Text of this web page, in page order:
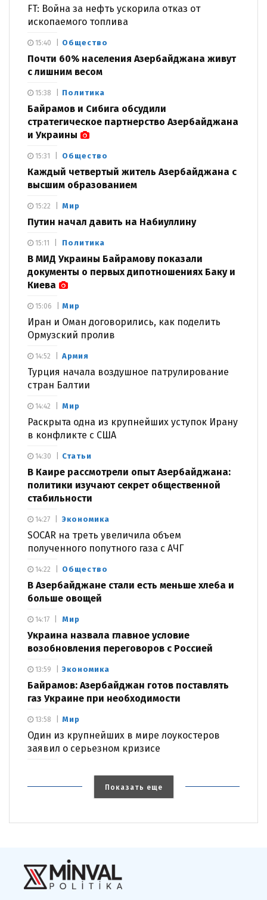
FT: Война за нефть ускорила отказ от
ископаемого топлива
Общество
Почти 60% населения Азербайджана живут
с лишним весом
15:40
Политика
Байрамов и Сибига обсудили
стратегическое партнерство Азербайджана
и Украины
15:38
Общество
Каждый четвертый житель Азербайджана с
высшим образованием
15:31
Мир
Путин начал давить на Набиуллину
15:22
Политика
В МИД Украины Байрамову показали
документы о первых дипотношениях Баку и
Киева
15:11
Мир
Иран и Оман договорились, как поделить
Ормузский пролив
15:06
Армия
Турция начала воздушное патрулирование
стран Балтии
14:52
Мир
Раскрыта одна из крупнейших уступок Ирану
в конфликте с США
14:42
Статьи
В Каире рассмотрели опыт Азербайджана:
политики изучают секрет общественной
стабильности
14:30
Экономика
SOCAR на треть увеличила объем
полученного попутного газа с АЧГ
14:27
Общество
В Азербайджане стали есть меньше хлеба и
больше овощей
14:22
Мир
Украина назвала главное условие
возобновления переговоров с Россией
14:17
Экономика
Байрамов: Азербайджан готов поставлять
газ Украине при необходимости
13:59
Мир
Один из крупнейших в мире лоукостеров
заявил о серьезном кризисе
13:58
Показать еще